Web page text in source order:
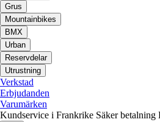
Grus
Mountainbikes
BMX
Urban
Reservdelar
Utrustning
Verkstad
Erbjudanden
Varumärken
Kundservice i Frankrike Säker betalning